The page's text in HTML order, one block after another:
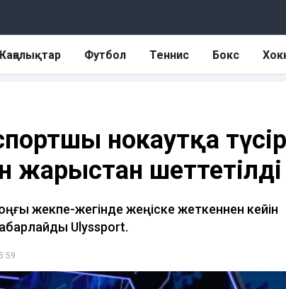
Футбол Теннис Бокс
нокаутқа
жарыстан шеттетілді
жекпе-жегінде жеңіске жеткеннен кейін
Ulyssport.